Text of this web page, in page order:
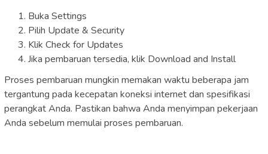
Buka Settings
Pilih Update & Security
Klik Check for Updates
Jika pembaruan tersedia, klik Download and Install
Proses pembaruan mungkin memakan waktu beberapa jam
tergantung pada kecepatan koneksi internet dan spesifikasi
perangkat Anda. Pastikan bahwa Anda menyimpan pekerjaan
Anda sebelum memulai proses pembaruan.